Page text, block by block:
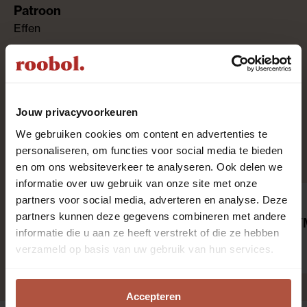
Jouw privacyvoorkeuren
We gebruiken cookies om content en advertenties te
personaliseren, om functies voor social media te bieden
en om ons websiteverkeer te analyseren. Ook delen we
informatie over uw gebruik van onze site met onze
partners voor social media, adverteren en analyse. Deze
partners kunnen deze gegevens combineren met andere
informatie die u aan ze heeft verstrekt of die ze hebben
verzameld op basis van uw gebruik van hun services.
Accepteren
Effen
Aanbevolen producten
Antislip Finistop 160 x
230 cm
€ 29,95
per stuk
Tapijtreiniger
€ 9,95
per stuk